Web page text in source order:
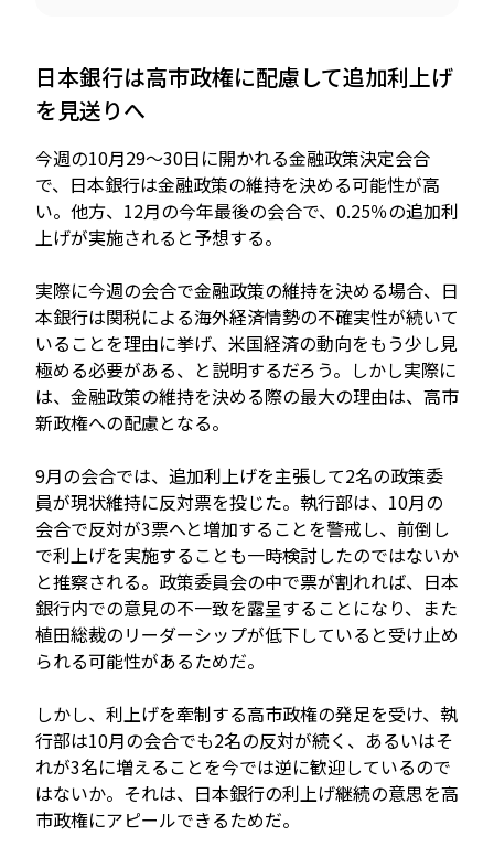
日本銀行は高市政権に配慮して追加利上げ
を見送りへ
今週の10月29～30日に開かれる金融政策決定会合
で、日本銀行は金融政策の維持を決める可能性が高
い。他方、12月の今年最後の会合で、0.25％の追加利
上げが実施されると予想する。
実際に今週の会合で金融政策の維持を決める場合、日
本銀行は関税による海外経済情勢の不確実性が続いて
いることを理由に挙げ、米国経済の動向をもう少し見
極める必要がある、と説明するだろう。しかし実際に
は、金融政策の維持を決める際の最大の理由は、高市
新政権への配慮となる。
9月の会合では、追加利上げを主張して2名の政策委
員が現状維持に反対票を投じた。執行部は、10月の
会合で反対が3票へと増加することを警戒し、前倒し
で利上げを実施することも一時検討したのではないか
と推察される。政策委員会の中で票が割れれば、日本
銀行内での意見の不一致を露呈することになり、また
植田総裁のリーダーシップが低下していると受け止め
られる可能性があるためだ。
しかし、利上げを牽制する高市政権の発足を受け、執
行部は10月の会合でも2名の反対が続く、あるいはそ
れが3名に増えることを今では逆に歓迎しているので
はないか。それは、日本銀行の利上げ継続の意思を高
市政権にアピールできるためだ。